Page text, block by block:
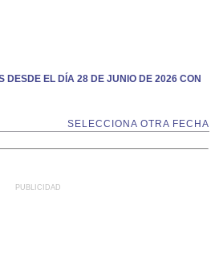
DESDE EL DÍA 28 DE JUNIO DE 2026 CON
SELECCIONA OTRA FECHA
PUBLICIDAD